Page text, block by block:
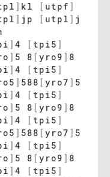
] kl [ utpf ]
] jp [ utpl ] j
] 4 [ tpi5 ]
] 5 8 [ yro9 ] 8
] 4 [ tpi5 ]
] 588 [ yro7 ] 5
] 4 [ tpi5 ]
] 5 8 [ yro9 ] 8
] 4 [ tpi5 ]
] 588 [ yro7 ] 5
] 4 [ tpi5 ]
] 5 8 [ yro9 ] 8
] 4 [ tpi5 ]